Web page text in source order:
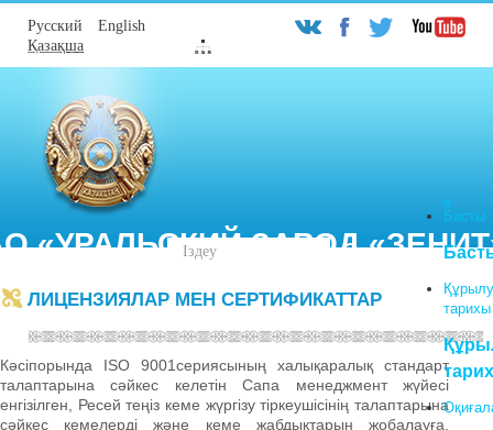
Русский
English
Қазақша
«УРАЛЬСКИЙ ЗАВОД
Поиск
кз
Басты
Құрылу
тарихы
Х
ЛИЦЕНЗИЯЛАР МЕН СЕРТИФИКАТТАР
Кәсіпорында ISO 9001сериясының халықаралық стандарт
талаптарына сәйкес келетін Сапа менеджмент жүйесі
енгізілген, Ресей теңіз кеме жүргізу тіркеушісінің талаптарына
сәйкес кемелерді және кеме жабдықтарын жобалауға,